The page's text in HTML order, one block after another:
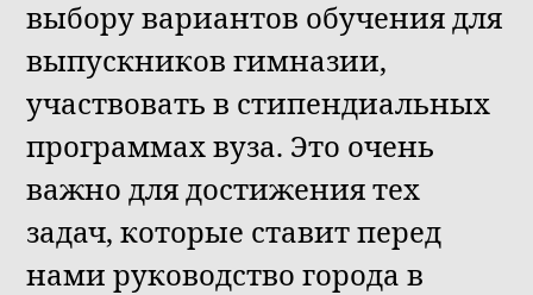
выбору вариантов обучения для
выпускников гимназии,
участвовать в стипендиальных
программах вуза. Это очень
важно для достижения тех
задач, которые ставит перед
нами руководство города в